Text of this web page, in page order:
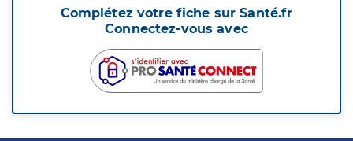
Complétez votre fiche sur Santé.fr
Connectez-vous avec